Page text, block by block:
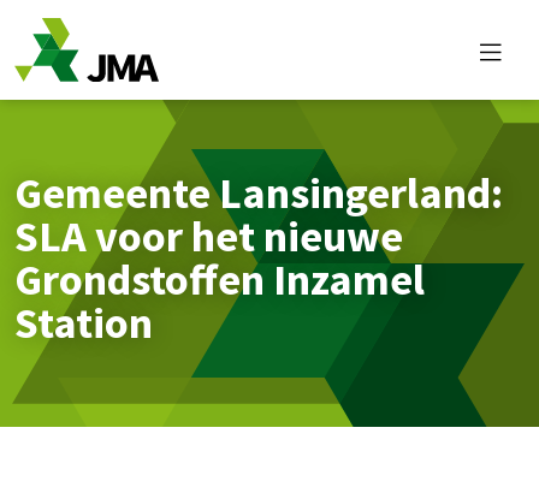
Overslaan en naar de inhoud gaan
Gemeente Lansingerland:
SLA voor het nieuwe
Grondstoffen Inzamel
Station